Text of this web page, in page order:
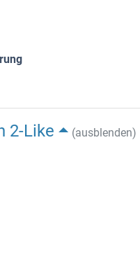
2-Like
(ausblenden)